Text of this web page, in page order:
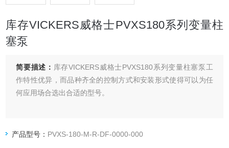
库存VICKERS威格士PVXS180系列变量柱
塞泵
简要描述： 库存VICKERS威格士PVXS180系列变量柱塞泵工
作特性优异，而品种齐全的控制方式和安装形式使得可以为任
何应用场合选出合适的型号。
产品型号： PVXS-180-M-R-DF-0000-000